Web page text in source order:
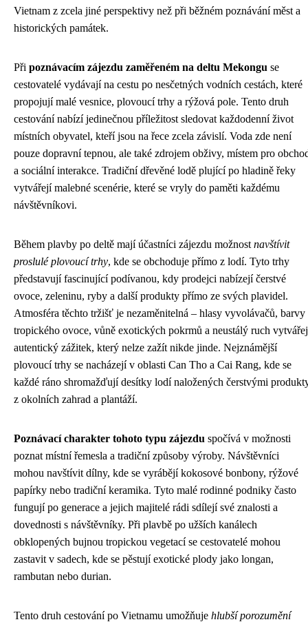
Vietnam z zcela jiné perspektivy než při běžném poznávání měst a
historických památek.
Při poznávacím zájezdu zaměřeném na deltu Mekongu se
cestovatelé vydávají na cestu po nesčetných vodních cestách, které
propojují malé vesnice, plovoucí trhy a rýžová pole. Tento druh
cestování nabízí jedinečnou příležitost sledovat každodenní život
místních obyvatel, kteří jsou na řece zcela závislí. Voda zde není
pouze dopravní tepnou, ale také zdrojem obživy, místem pro
a sociální interakce. Tradiční dřevěné lodě plující po hladině řeky
vytvářejí malebné scenérie, které se vryly do paměti každému
návštěvníkovi.
Během plavby po deltě mají účastníci zájezdu možnost navštívit
proslulé plovoucí trhy, kde se obchoduje přímo z lodí. Tyto trhy
představují fascinující podívanou, kdy prodejci nabízejí čerstvé
ovoce, zeleninu, ryby a další produkty přímo ze svých plavidel.
Atmosféra těchto tržišť je nezaměnitelná – hlasy vyvolávačů, barvy
tropického ovoce, vůně exotických pokrmů a neustálý ruch
autentický zážitek, který nelze zažít nikde jinde. Nejznámější
plovoucí trhy se nacházejí v oblasti Can Tho a Cai Rang, kde se
každé ráno shromažďují desítky lodí naložených čerstvými
z okolních zahrad a plantáží.
Poznávací charakter tohoto typu zájezdu spočívá v možnosti
poznat místní řemesla a tradiční způsoby výroby. Návštěvníci
mohou navštívit dílny, kde se vyrábějí kokosové bonbony, rýžové
papírky nebo tradiční keramika. Tyto malé rodinné podniky často
fungují po generace a jejich majitelé rádi sdílejí své znalosti a
dovednosti s návštěvníky. Při plavbě po užších kanálech
obklopených bujnou tropickou vegetací se cestovatelé mohou
zastavit v sadech, kde se pěstují exotické plody jako longan,
rambutan nebo durian.
Tento druh cestování po Vietnamu umožňuje hlubší porozumění